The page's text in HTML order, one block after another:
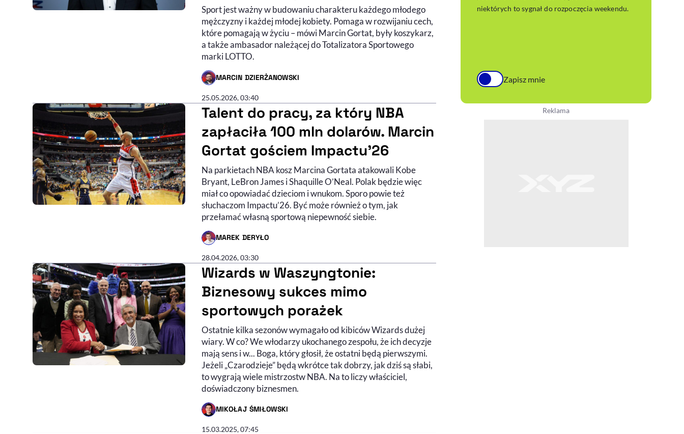
Sport jest ważny w budowaniu charakteru każdego młodego
mężczyzny i każdej młodej kobiety. Pomaga w rozwijaniu cech,
które pomagają w życiu – mówi Marcin Gortat, były koszykarz,
a także ambasador należącej do Totalizatora Sportowego
marki LOTTO.
MARCIN DZIERŻANOWSKI
- AUTOR ARTYKUŁU - PROFIL
25.05.2026, 03:40
Talent do pracy, za który NBA
zapłaciła 100 mln dolarów. Marcin
Gortat gościem Impactu’26
Na parkietach NBA kosz Marcina Gortata atakowali Kobe
Bryant, LeBron James i Shaquille O’Neal. Polak będzie więc
miał co opowiadać dzieciom i wnukom. Sporo powie też
słuchaczom Impactu’26. Być może również o tym, jak
przełamać własną sportową niepewność siebie.
MAREK DERYŁO
- AUTOR ARTYKUŁU - PROFIL
28.04.2026, 03:30
Wizards w Waszyngtonie:
Biznesowy sukces mimo
sportowych porażek
Ostatnie kilka sezonów wymagało od kibiców Wizards dużej
wiary. W co? We włodarzy ukochanego zespołu, że ich decyzje
mają sens i w... Boga, który głosił, że ostatni będą pierwszymi.
Jeżeli „Czarodzieje” będą wkrótce tak dobrzy, jak dziś są słabi,
to wygrają wiele mistrzostw NBA. Na to liczy właściciel,
doświadczony biznesmen.
MIKOŁAJ ŚMIŁOWSKI
- AUTOR ARTYKUŁU - PROFIL
15.03.2025, 07:45